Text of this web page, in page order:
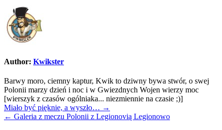
Author: Kwikster
Barwy moro, ciemny kaptur, Kwik to dziwny bywa stwór, o swej
Polonii marzy dzień i noc i w Gwiezdnych Wojen wierzy moc
[wierszyk z czasów ogólniaka... niezmiennie na czasie ;)]
Nawigacja
wpisu
Miało być pięknie, a wyszło… →
← Galeria z meczu Polonii z Legionovią Legionowo